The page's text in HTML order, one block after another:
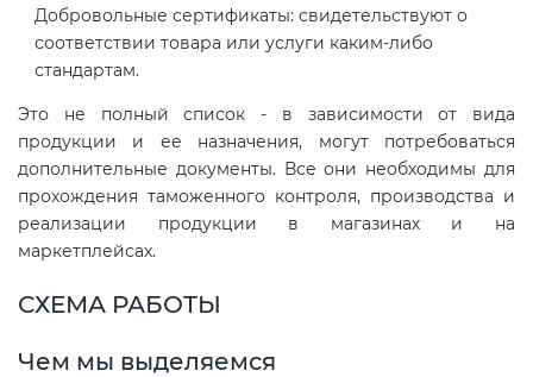
Добровольные сертификаты: свидетельствуют о
соответствии товара или услуги каким-либо
стандартам.
Это не полный список - в зависимости от вида
продукции и ее назначения, могут потребоваться
дополнительные документы. Все они необходимы для
прохождения таможенного контроля, производства и
реализации продукции в магазинах и на
маркетплейсах.
СХЕМА РАБОТЫ
Чем мы выделяемся
Сертификация детских товаров
Сертификация спортивных
товаров
Сертификация электротехники
Сертификация ресурсов
Остальное
Добровольный сертификат на
услуги
Декларация соответствия ТР ТС
004/2011
Декларация ТР ТС
Декларирование косметики (ТР
ТС 009)
по схеме 5Д (ТР ТС 010)